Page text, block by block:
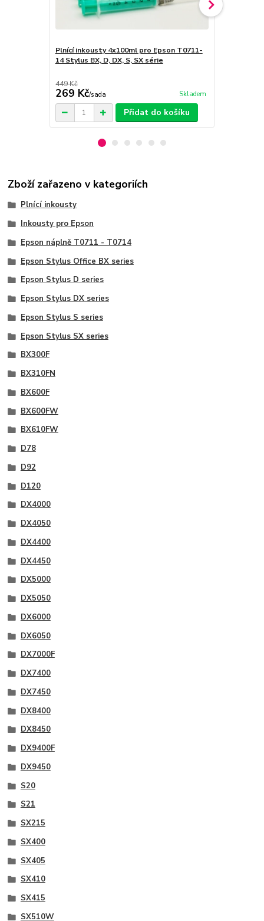
Plnící inkousty 4x100ml pro Epson T0711-
14 Stylus BX, D, DX, S, SX série
449 Kč
269 Kč/sada Skladem
Přidat do košíku
Zboží zařazeno v kategoriích
Plnící inkousty
Inkousty pro Epson
Epson náplně T0711 - T0714
Epson Stylus Office BX series
Epson Stylus D series
Epson Stylus DX series
Epson Stylus S series
Epson Stylus SX series
BX300F
BX310FN
BX600F
BX600FW
BX610FW
D78
D92
D120
DX4000
DX4050
DX4400
DX4450
DX5000
DX5050
DX6000
DX6050
DX7000F
DX7400
DX7450
DX8400
DX8450
DX9400F
DX9450
S20
S21
SX215
SX400
SX405
SX410
SX415
SX510W